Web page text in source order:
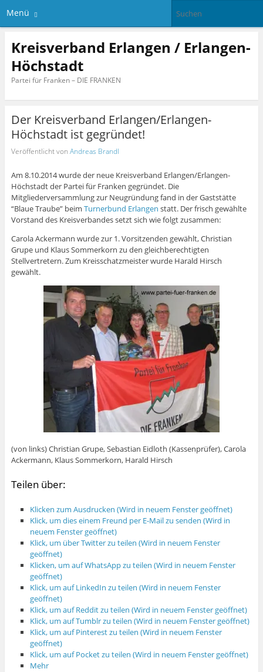
Menü
Kreisverband Erlangen / Erlangen-
Höchstadt
Partei für Franken – DIE FRANKEN
Der Kreisverband Erlangen/Erlangen-
Höchstadt ist gegründet!
Veröffentlicht von Andreas Brandl
Am 8.10.2014 wurde der neue Kreisverband Erlangen/Erlangen-
Höchstadt der Partei für Franken gegründet. Die
Mitgliederversammlung zur Neugründung fand in der Gaststätte
“Blaue Traube” beim Turnerbund Erlangen statt. Der frisch gewählte
Vorstand des Kreisverbandes setzt sich wie folgt zusammen:
Carola Ackermann wurde zur 1. Vorsitzenden gewählt, Christian
Grupe und Klaus Sommerkorn zu den gleichberechtigten
Stellvertretern. Zum Kreisschatzmeister wurde Harald Hirsch
gewählt.
(von links) Christian Grupe, Sebastian Eidloth (Kassenprüfer), Carola
Ackermann, Klaus Sommerkorn, Harald Hirsch
Teilen über:
Klicken zum Ausdrucken (Wird in neuem Fenster geöffnet)
Klick, um dies einem Freund per E-Mail zu senden (Wird in
neuem Fenster geöffnet)
Klick, um über Twitter zu teilen (Wird in neuem Fenster
geöffnet)
Klicken, um auf WhatsApp zu teilen (Wird in neuem Fenster
geöffnet)
Klick, um auf LinkedIn zu teilen (Wird in neuem Fenster
geöffnet)
Klick, um auf Reddit zu teilen (Wird in neuem Fenster geöffnet)
Klick, um auf Tumblr zu teilen (Wird in neuem Fenster geöffnet)
Klick, um auf Pinterest zu teilen (Wird in neuem Fenster
geöffnet)
Klick, um auf Pocket zu teilen (Wird in neuem Fenster geöffnet)
Mehr